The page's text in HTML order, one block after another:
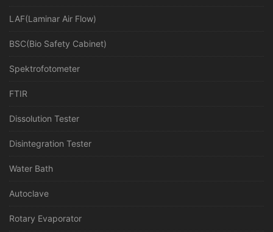
LAF(Laminar Air Flow)
BSC(Bio Safety Cabinet)
Spektrofotometer
FTIR
Dissolution Tester
Disintegration Tester
Water Bath
Autoclave
Rotary Evaporator